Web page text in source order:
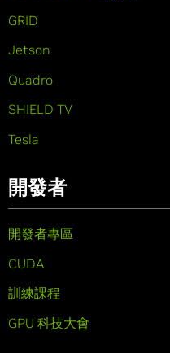
GRID
Jetson
Quadro
SHIELD TV
Tesla
開發者
開發者專區
CUDA
訓練課程
GPU 科技大會